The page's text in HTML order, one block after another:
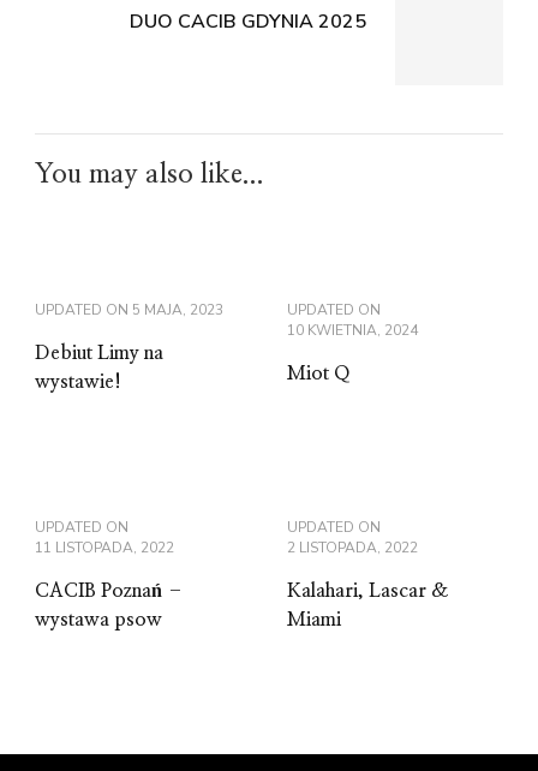
DUO CACIB GDYNIA 2025
You may also like...
UPDATED ON 5 MAJA, 2023
Debiut Limy na
wystawie!
UPDATED ON
10 KWIETNIA, 2024
Miot Q
UPDATED ON
11 LISTOPADA, 2022
CACIB Poznań –
wystawa psow
UPDATED ON
2 LISTOPADA, 2022
Kalahari, Lascar &
Miami